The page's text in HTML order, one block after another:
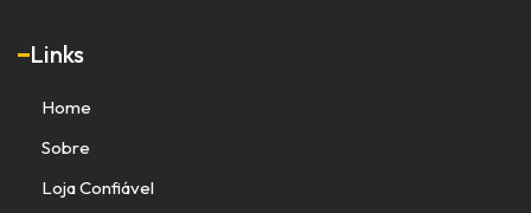
Links
Home
Sobre
Loja Confiável